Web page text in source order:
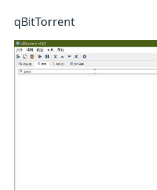
qBitTorrent